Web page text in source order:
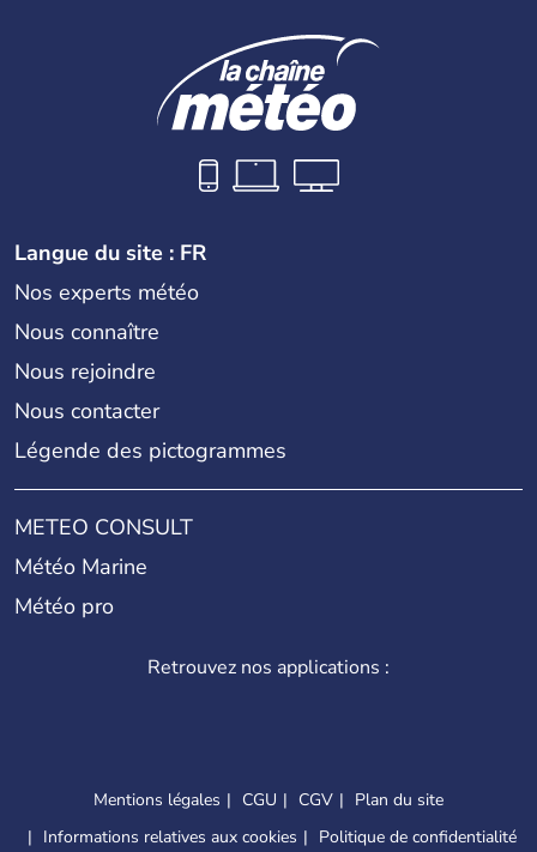
développement de principautés locales comme Pinsk ou
Slutsk qui concurrençaient Kiev en Ukraine. Ancienne
province de l'Union Soviétique, la Bielorussie est
indépendante depuis 1990.
Langue du site : FR
Nos experts météo
Nous connaître
Nous rejoindre
Nous contacter
Légende des pictogrammes
METEO CONSULT
Météo Marine
Météo pro
Retrouvez nos applications :
Mentions légales CGU CGV
Plan du site
Informations relatives aux cookies
Politique de confidentialité